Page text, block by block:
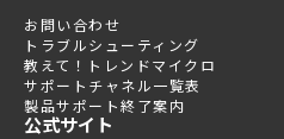
お問い合わせ
トラブルシューティング
教えて！トレンドマイクロ
サポートチャネル一覧表
製品サポート終了案内
公式サイト